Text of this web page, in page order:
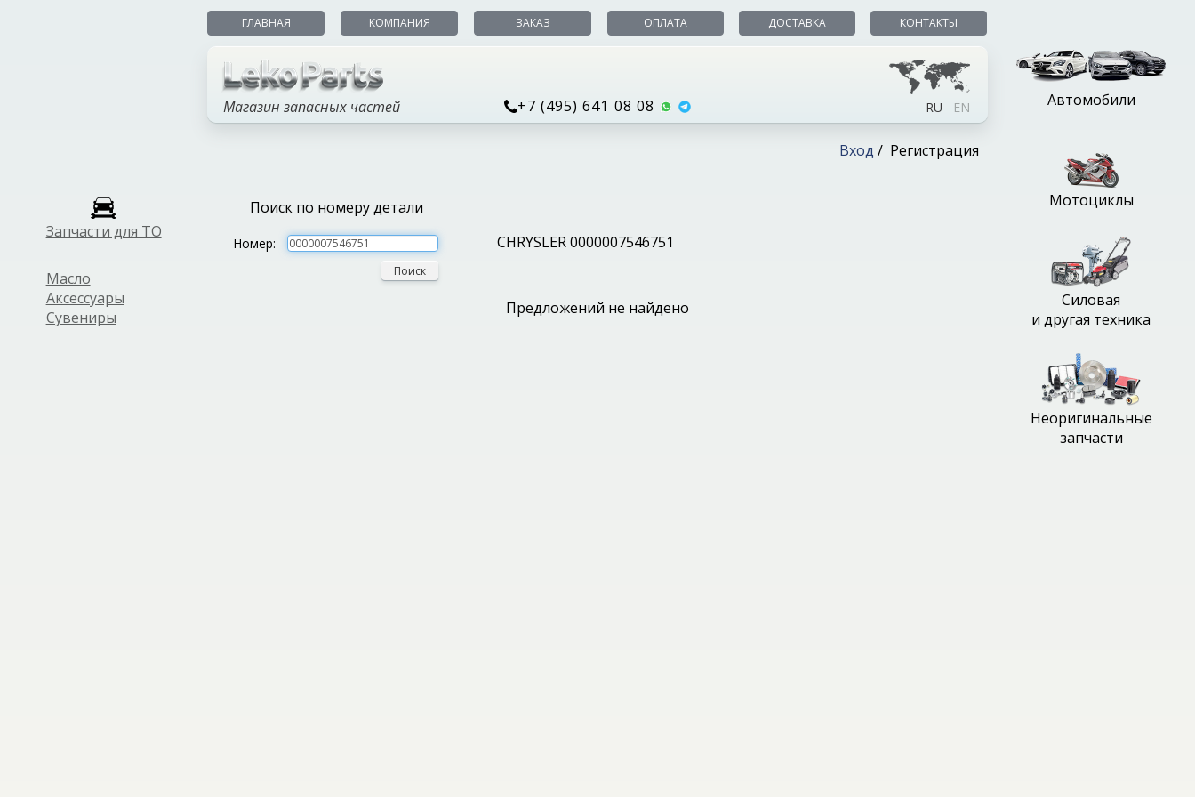
Запчасти для ТО
Масло
Аксессуары
Сувениры
ГЛАВНАЯ КОМПАНИЯ ЗАКАЗ ОПЛАТА ДОСТАВКА КОНТАКТЫ
Магазин запасных частей +7 (495) 641 08 08 RU EN
Вход / Регистрация
Поиск по номеру детали
Номер:
Поиск
CHRYSLER 0000007546751
Предложений не найдено
Автомобили
Мотоциклы
Силовая
и другая техника
Неоригинальные
запчасти